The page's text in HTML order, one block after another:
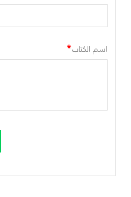
اسم الكتاب*